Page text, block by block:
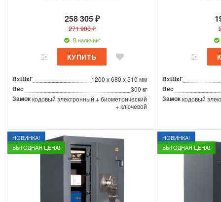
258 305 ₽
271 900 ₽
В наличии*
ВxШxГ 1200 x 680 x 510 мм
Вес 300 кг
Замоккодовый электронный + биометрический
+ ключевой
ВxШxГ
Вес
Замоккодовый
НОВИНКА!
ВЫГОДНАЯ ЦЕНА!
НОВИНКА!
ВЫГОДНАЯ ЦЕНА!